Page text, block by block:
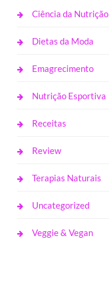
Ciência da Nutrição
Dietas da Moda
Emagrecimento
Nutrição Esportiva
Receitas
Review
Terapias Naturais
Uncategorized
Veggie & Vegan